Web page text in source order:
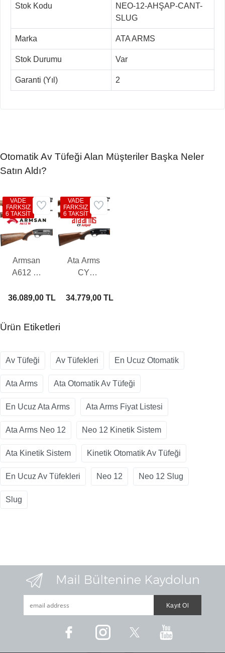
Stok Kodu
NEO-12-AHŞAP-CANT-
SLUG
Marka ATA ARMS
Stok Durumu Var
Garanti (Yıl) 2
Otomatik Av Tüfeği Alan Müşteriler Başka Neler
Satın Aldı?
Armsan
A612 W
Av Tüfeği
36.089,00 TL
VADE
FARKSIZ
6 TAKSİT
Ata Arms
CY
Otomatik
34.779,00 TL
VADE
FARKSIZ
6 TAKSİT
Ürün Etiketleri
Av Tüfeği Av Tüfekleri En Ucuz Otomatik
Ata Arms Ata Otomatik Av Tüfeği
En Ucuz Ata Arms Ata Arms Fiyat Listesi
Ata Arms Neo 12 Neo 12 Kinetik Sistem
Ata Kinetik Sistem Kinetik Otomatik Av Tüfeği
En Ucuz Av Tüfekleri Neo 12 Neo 12 Slug
Slug